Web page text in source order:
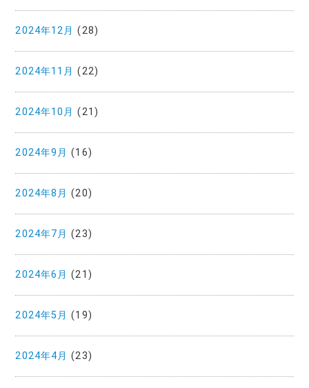
2024年12月 (28)
2024年11月 (22)
2024年10月 (21)
2024年9月 (16)
2024年8月 (20)
2024年7月 (23)
2024年6月 (21)
2024年5月 (19)
2024年4月 (23)